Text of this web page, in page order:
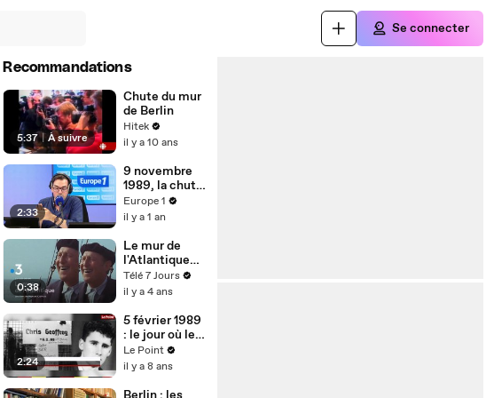
Se connecter
Recommandations
5:37 | À suivre
Chute du mur
de Berlin
Hitek
il y a 10 ans
2:33
9 novembre
1989, la chute
du Mur de
Berlin
Europe 1
il y a 1 an
0:38
Le mur de
l'Atlantique
(France 3)
bande-
Télé 7 Jours
il y a 4 ans
2:24
5 février 1989
: le jour où le
dernier est-
allemand est
franchissant
Le Point
il y a 8 ans